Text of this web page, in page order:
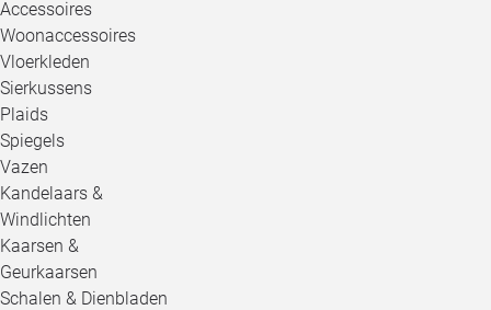
Accessoires
Woonaccessoires
Vloerkleden
Sierkussens
Plaids
Spiegels
Vazen
Kandelaars &
Windlichten
Kaarsen &
Geurkaarsen
Schalen & Dienbladen